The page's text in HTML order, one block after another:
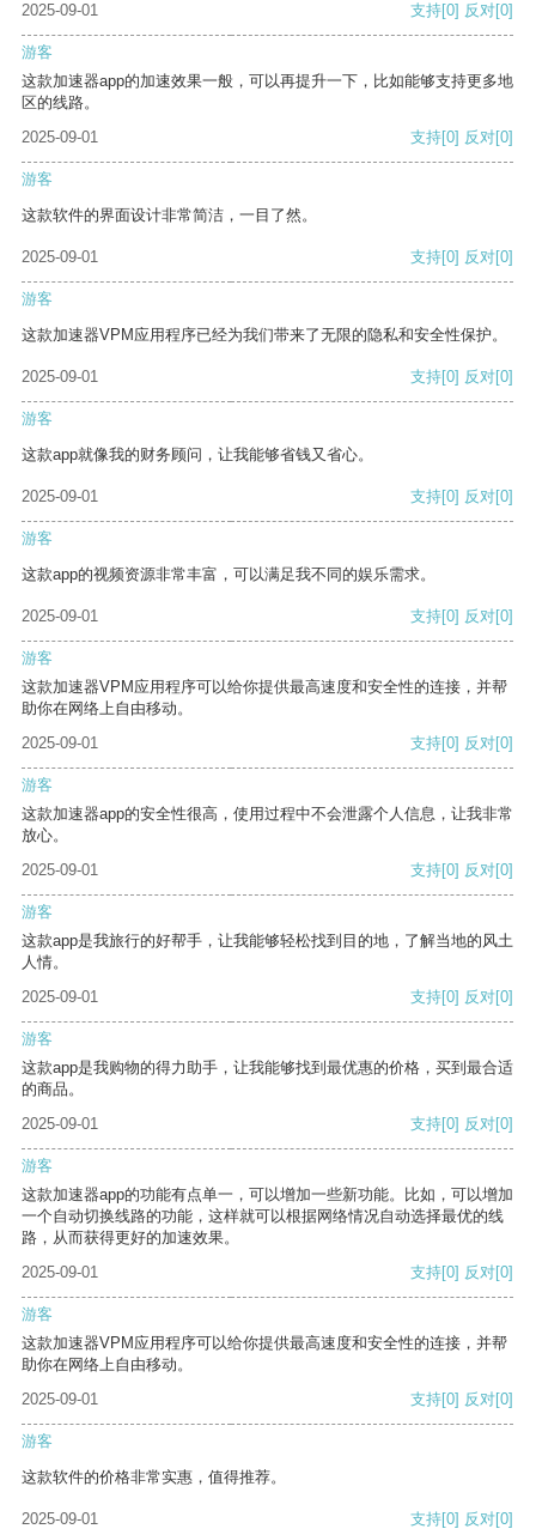
2025-09-01
支持[0] 反对[0]
游客
这款加速器app的加速效果一般，可以再提升一下，比如能够支持更多地
区的线路。
2025-09-01
支持[0] 反对[0]
游客
这款软件的界面设计非常简洁，一目了然。
2025-09-01 支持[0] 反对[0]
游客
这款加速器VPM应用程序已经为我们带来了无限的隐私和安全性保护。
2025-09-01 支持[0] 反对[0]
游客
这款app就像我的财务顾问，让我能够省钱又省心。
2025-09-01 支持[0] 反对[0]
游客
这款app的视频资源非常丰富，可以满足我不同的娱乐需求。
2025-09-01 支持[0] 反对[0]
游客
这款加速器VPM应用程序可以给你提供最高速度和安全性的连接，并帮
助你在网络上自由移动。
2025-09-01
支持[0] 反对[0]
游客
这款加速器app的安全性很高，使用过程中不会泄露个人信息，让我非常
放心。
2025-09-01
支持[0] 反对[0]
游客
这款app是我旅行的好帮手，让我能够轻松找到目的地，了解当地的风土
人情。
2025-09-01
支持[0] 反对[0]
游客
这款app是我购物的得力助手，让我能够找到最优惠的价格，买到最合适
的商品。
2025-09-01
支持[0] 反对[0]
游客
这款加速器app的功能有点单一，可以增加一些新功能。比如，可以增加
一个自动切换线路的功能，这样就可以根据网络情况自动选择最优的线
路，从而获得更好的加速效果。
2025-09-01
支持[0] 反对[0]
游客
这款加速器VPM应用程序可以给你提供最高速度和安全性的连接，并帮
助你在网络上自由移动。
2025-09-01
支持[0] 反对[0]
游客
这款软件的价格非常实惠，值得推荐。
2025-09-01 支持[0] 反对[0]